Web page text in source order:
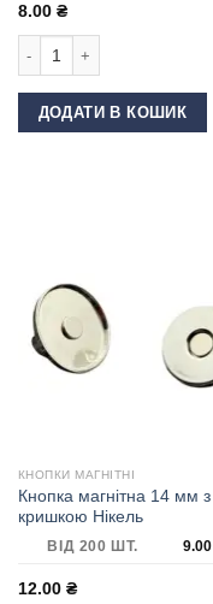
8.00 ₴
ДОДАТИ В КОШИК
КНОПКИ МАГНІТНІ
Кнопка магнітна 14 мм з
кришкою Нікель
ВІД 200 ШТ. 9.00
12.00 ₴